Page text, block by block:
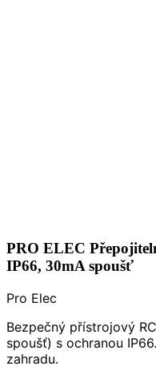
PRO ELEC
IP66, 30mA spoušť
Pro Elec
Bezpečný přístrojový
spoušť) s ochranou
zahradu.